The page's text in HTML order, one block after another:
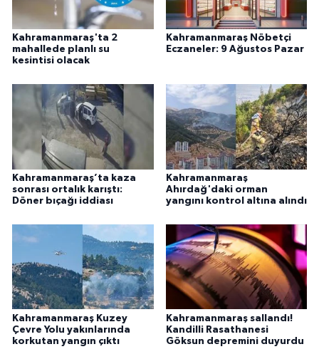
Kahramanmaraş'ta 2
mahallede planlı su
kesintisi olacak
Kahramanmaraş Nöbetçi
Eczaneler: 9 Ağustos Pazar
Kahramanmaraş’ta kaza
sonrası ortalık karıştı:
Döner bıçağı iddiası
Kahramanmaraş
Ahırdağ'daki orman
yangını kontrol altına alındı
Kahramanmaraş Kuzey
Çevre Yolu yakınlarında
korkutan yangın çıktı
Kahramanmaraş sallandı!
Kandilli Rasathanesi
Göksun depremini duyurdu